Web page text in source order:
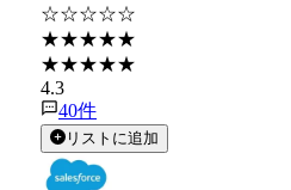
☆☆☆☆☆
★★★★★
★★★★★
4.3
40件
リストに追加